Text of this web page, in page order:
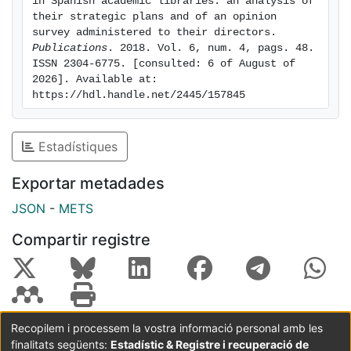
their strategic plans and of an opinion
Publications . 2018. Vol. 6, num. 4, pags. 48.
ISSN 2304-6775. [consulted: 6 of August of
2026]. Available at:
https://hdl.handle.net/2445/157845
Estadístiques
Exportar metadades
JSON - METS
Compartir registre
Coordinació:CRAI UB Avís legal Metadades
Recopilem i processem la vostra informació personal amb les
finalitats següents: Estadístic & Registre i recuperació de